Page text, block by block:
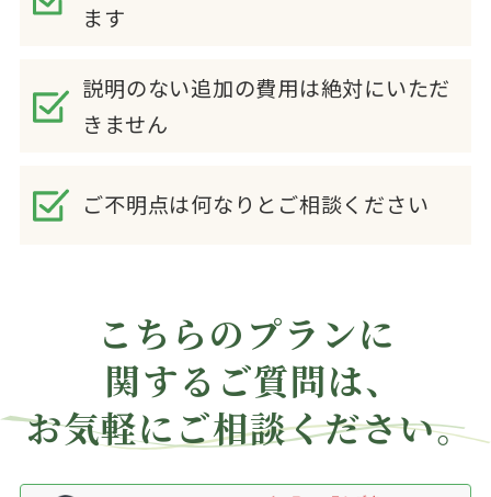
ます
説明のない追加の費用は絶対にいただ
きません
ご不明点は何なりとご相談ください
こちらのプランに
関する ご質問は、
お気軽にご相談ください。